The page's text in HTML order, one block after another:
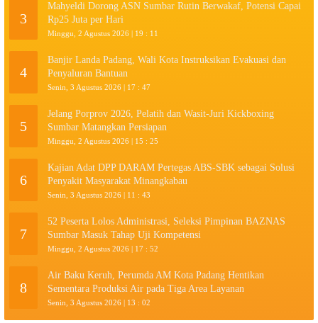
3
Mahyeldi Dorong ASN Sumbar Rutin Berwakaf, Potensi Capai
Rp25 Juta per Hari
Minggu, 2 Agustus 2026 | 19 : 11
4
Banjir Landa Padang, Wali Kota Instruksikan Evakuasi dan
Penyaluran Bantuan
Senin, 3 Agustus 2026 | 17 : 47
5
Jelang Porprov 2026, Pelatih dan Wasit-Juri Kickboxing
Sumbar Matangkan Persiapan
Minggu, 2 Agustus 2026 | 15 : 25
6
Kajian Adat DPP DARAM Pertegas ABS-SBK sebagai Solusi
Penyakit Masyarakat Minangkabau
Senin, 3 Agustus 2026 | 11 : 43
7
52 Peserta Lolos Administrasi, Seleksi Pimpinan BAZNAS
Sumbar Masuk Tahap Uji Kompetensi
Minggu, 2 Agustus 2026 | 17 : 52
8
Air Baku Keruh, Perumda AM Kota Padang Hentikan
Sementara Produksi Air pada Tiga Area Layanan
Senin, 3 Agustus 2026 | 13 : 02